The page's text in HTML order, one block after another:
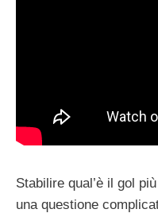
Stabilire qual’è il gol
una questione